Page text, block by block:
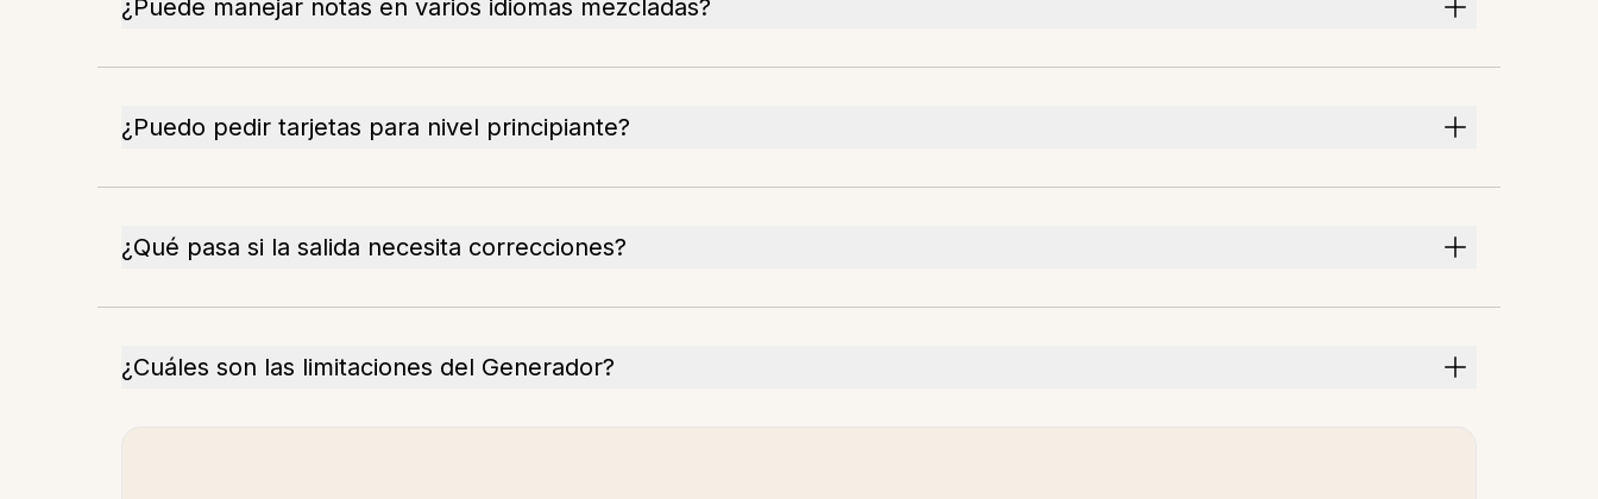
¿Puede manejar notas en varios idiomas mezcladas?
¿Puedo pedir tarjetas para nivel principiante?
¿Qué pasa si la salida necesita correcciones?
¿Cuáles son las limitaciones del Generador?